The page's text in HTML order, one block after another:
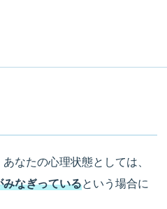
なたの心理状態としては、
みなぎっているという場合に